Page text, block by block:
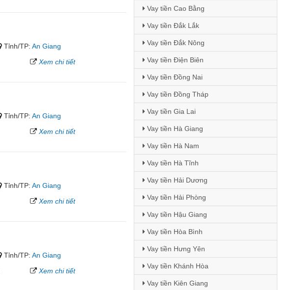
Tỉnh/TP:An Giang
Xem chi tiết
Tỉnh/TP:An Giang
Xem chi tiết
Tỉnh/TP:An Giang
Xem chi tiết
Tỉnh/TP:An Giang
Xem chi tiết
Vay tiền Cao Bằng
Vay tiền Đắk Lắk
Vay tiền Đắk Nông
Vay tiền Điện Biên
Vay tiền Đồng Nai
Vay tiền Đồng Tháp
Vay tiền Gia Lai
Vay tiền Hà Giang
Vay tiền Hà Nam
Vay tiền Hà Tĩnh
Vay tiền Hải Dương
Vay tiền Hải Phòng
Vay tiền Hậu Giang
Vay tiền Hòa Bình
Vay tiền Hưng Yên
Vay tiền Khánh Hòa
Vay tiền Kiên Giang